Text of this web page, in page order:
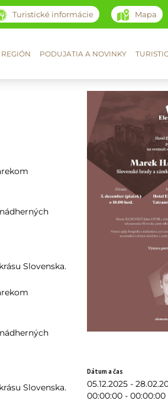
Turistické informácie Mapa
REGIÓN PODUJATIA A NOVINKY
Slovenska.
Slovenska.
Dátum a čas
05.12.2025 -
00:00:00 - 00:00:00